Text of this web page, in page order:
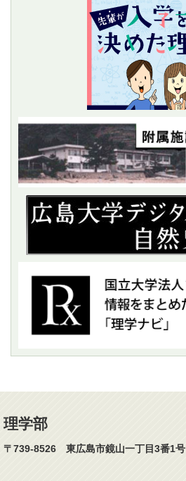
理学部
〒739-8526 東広島市鏡山一丁目3番1号